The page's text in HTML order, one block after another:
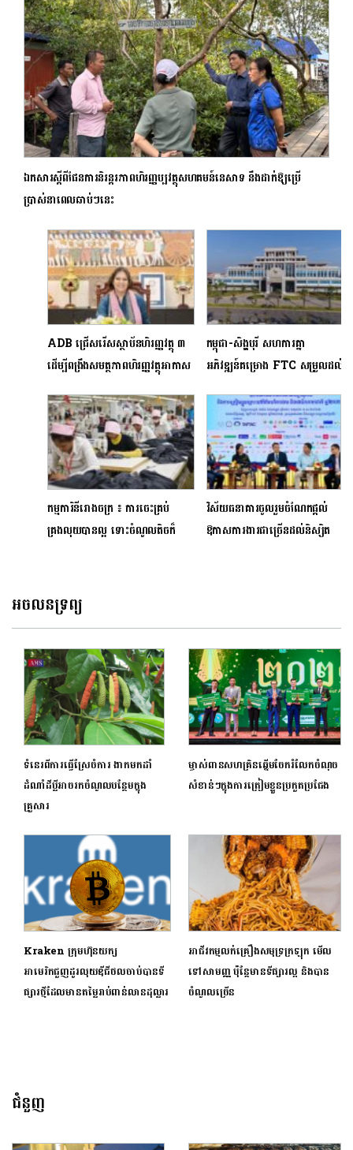
ឯកសារស្តីពីផែនការនិរន្តរភាពហិរញ្ញប្បវត្ថុសហគមន៍នេសាទ នឹងដាក់ឱ្យប្រើ
ប្រាស់នាពេលឆាប់ៗនេះ
ADB ជ្រើសរើសស្ថាប័នហិរញ្ញវត្ថុ ៣
ដើម្បីពង្រឹងសមត្ថភាពហិរញ្ញវត្ថុអាកាស
ធនាគាររបស់កម្ពុជា
កម្ពុជា-សិង្ហបុរី សហការគ្នា
អភិវឌ្ឍន៍គម្រោង FTC សម្រួលដល់
សម្រាប់ SME
កម្មការិនីរោងចក្រ ៖ ការចេះគ្រប់
គ្រងលុយបានល្អ ទោះចំណូលតិចក៏
វិស័យធនាគារចូលរួមចំណែកផ្តល់
ឱកាសការងារជាច្រើនដល់និស្សិត
អចលនទ្រព្យ
ទំនេរពីការធ្វើស្រែចំការ ងាកមកដាំ
ដំណាំដីប្លីអាចរកចំណូលបន្ថែមក្នុង
គ្រួសារ
ម្ចាស់ពានសហគ្រិនឆ្នើមចែករំលែកចំណុច
សំខាន់ៗក្នុងការត្រៀមខ្លួនប្រកួតប្រជែង
Kraken ក្រុមហ៊ុនយក្ស
អាមេរិកជួញដូរលុយឌីជីថលចាប់បានទី
ផ្សារថ្មីដែលមានតម្លៃរាប់ពាន់លានដុល្លារ
អាជីវកម្មលក់គ្រឿងសមុទ្រក្រឡុក មើល
ទៅសាមញ្ញ ប៉ុន្តែមានទីផ្សារល្អ និងបាន
ចំណូលច្រើន
ជំនួញ